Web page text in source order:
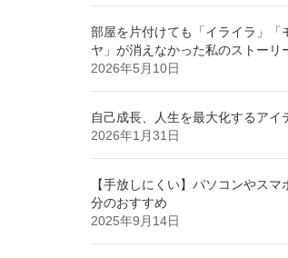
部屋を片付けても「イライラ」「
ヤ」が消えなかった私のストーリ
2026年5月10日
自己成長、人生を最大化するアイ
2026年1月31日
【手放しにくい】パソコンやスマ
分のおすすめ
2025年9月14日